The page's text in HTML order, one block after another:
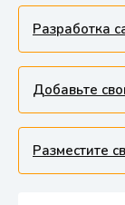
Разработка
Добавьте
Разместите